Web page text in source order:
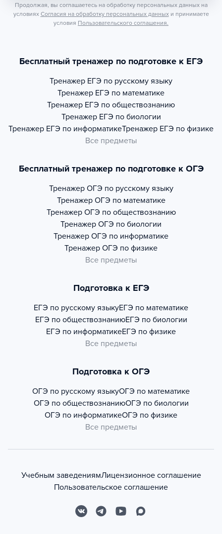
Продолжая, вы соглашаетесь на обработку персональных данных на
условиях Согласия на обработку персональных данных и принимаете
условия Пользовательского соглашения.
Бесплатный тренажер по подготовке к ЕГЭ
Тренажер ЕГЭ по русскому языку
Тренажер ЕГЭ по математике
Тренажер ЕГЭ по обществознанию
Тренажер ЕГЭ по биологии
Тренажер ЕГЭ по информатикеТренажер ЕГЭ по физике
Все предметы
Бесплатный тренажер по подготовке к ОГЭ
Тренажер ОГЭ по русскому языку
Тренажер ОГЭ по математике
Тренажер ОГЭ по обществознанию
Тренажер ОГЭ по биологии
Тренажер ОГЭ по информатике
Тренажер ОГЭ по физике
Все предметы
Подготовка к ЕГЭ
ЕГЭ по русскому языкуЕГЭ по математике
ЕГЭ по обществознаниюЕГЭ по биологии
ЕГЭ по информатикеЕГЭ по физике
Все предметы
Подготовка к ОГЭ
ОГЭ по русскому языкуОГЭ по математике
ОГЭ по обществознаниюОГЭ по биологии
ОГЭ по информатикеОГЭ по физике
Все предметы
Учебным заведениямЛицензионное соглашение
Пользовательское соглашение